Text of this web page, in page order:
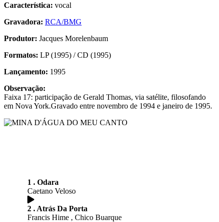
Característica: vocal
Gravadora: RCA/BMG
Produtor: Jacques Morelenbaum
Formatos: LP (1995) / CD (1995)
Lançamento: 1995
Observação:
Faixa 17: participação de Gerald Thomas, via satélite, filosofando
em Nova York.Gravado entre novembro de 1994 e janeiro de 1995.
1 . Odara
Caetano Veloso
2 . Atrás Da Porta
Francis Hime , Chico Buarque